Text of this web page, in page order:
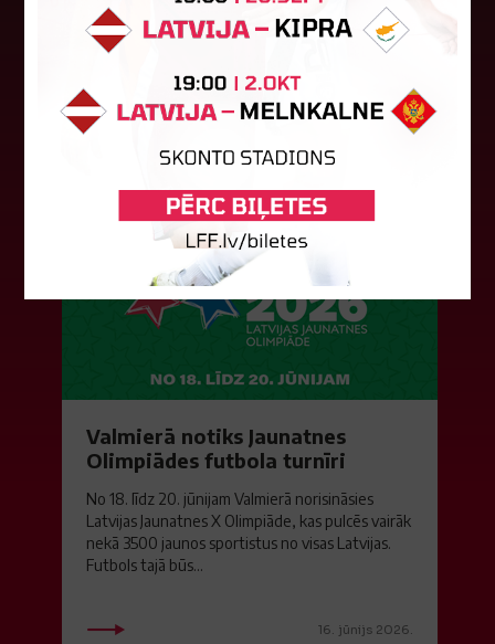
Baltijas Jaunatnes futbola līgas (BYFL) finālos
iekļuvušas trīs Latvijas komandas, turklāt vienā
Iepriekš no desmit...
18. jūnijs 2026.
Valmierā notiks Jaunatnes
Olimpiādes futbola turnīri
No 18. līdz 20. jūnijam Valmierā norisināsies
Latvijas Jaunatnes X Olimpiāde, kas pulcēs vairāk
nekā 3500 jaunos sportistus no visas Latvijas.
Futbols tajā būs...
16. jūnijs 2026.